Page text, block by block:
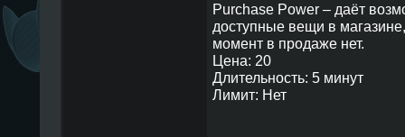
Purchase Power – даёт
доступные вещи в
момент в продаже нет.
Цена: 20
Длительность: 5 минут
Лимит: Нет